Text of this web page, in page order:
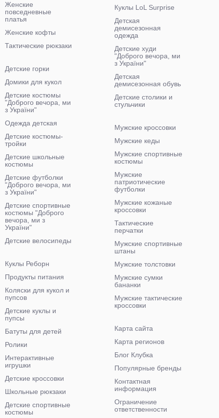
Женские
повседневные
платья
Женские кофты
Тактические рюкзаки
Куклы LoL Surprise
Детская
демисезонная
одежда
Детские худи
"Доброго вечора, ми
з України"
Детская
демисезонная обувь
Детские столики и
стульчики
Детские горки
Домики для кукол
Детские костюмы
"Доброго вечора, ми
з України"
Одежда детская
Детские костюмы-
тройки
Детские школьные
костюмы
Детские футболки
"Доброго вечора, ми
з України"
Детские спортивные
костюмы "Доброго
вечора, ми з
України"
Детские велосипеды
Мужские кроссовки
Мужские кеды
Мужские спортивные
костюмы
Мужские
патриотические
футболки
Мужские кожаные
кроссовки
Тактические
перчатки
Мужские спортивные
штаны
Мужские толстовки
Мужские сумки
бананки
Мужские тактические
кроссовки
Куклы Реборн
Продукты питания
Коляски для кукол и
пупсов
Детские куклы и
пупсы
Батуты для детей
Ролики
Интерактивные
игрушки
Детские кроссовки
Школьные рюкзаки
Детские спортивные
костюмы
Карта сайта
Карта регионов
Блог Клубка
Популярные бренды
Контактная
информация
Ограничение
ответственности